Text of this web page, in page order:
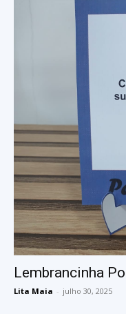
Lembrancinha
Lita Maia - julho 30, 2025